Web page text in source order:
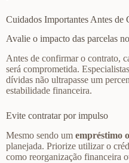
Cuidados Importantes Antes de
Avalie o impacto das parcelas
Antes de confirmar o contrato,
será comprometida.
dívidas não ultrapasse um
estabilidade financeira.
Evite contratar por impulso
Mesmo sendo um empréstimo
planejada. Priorize utilizar o
como reorganização financeira